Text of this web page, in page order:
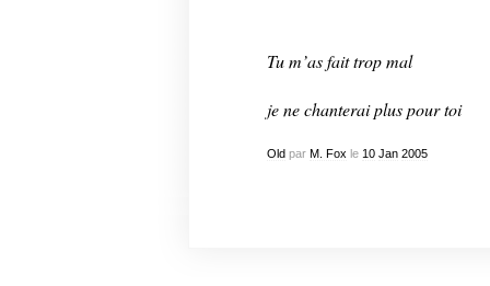
Tu m’as fait trop mal
je ne chanterai plus pour toi
Oldpar M. Fox le 10 Jan 2005